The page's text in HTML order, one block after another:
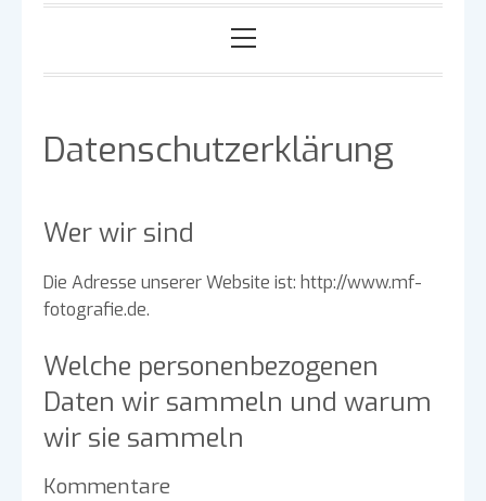
Menu
Datenschutzerklärung
Wer wir sind
Die Adresse unserer Website ist: http://www.mf-
fotografie.de.
Welche personenbezogenen
Daten wir sammeln und warum
wir sie sammeln
Kommentare